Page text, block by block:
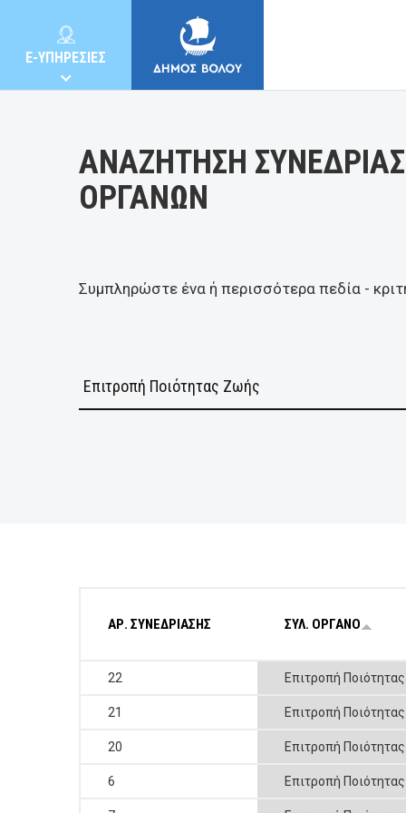
E-ΥΠΗΡΕΣΙΕΣ
ΕΠΙΧΕΙΡΗΣΕΙΣ
ΑΝΑΖΗΤΗΣΗ
ΟΡΓΑΝΩΝ
Συμπληρώστε ένα ή περισσότερα πεδία -
ΑΡ. ΣΥΝΕΔΡΙΑΣΗΣ ΣΥΛ. ΟΡΓΑΝΟ
22 Επιτροπή
21 Επιτροπή
20 Επιτροπή
6 Επιτροπή